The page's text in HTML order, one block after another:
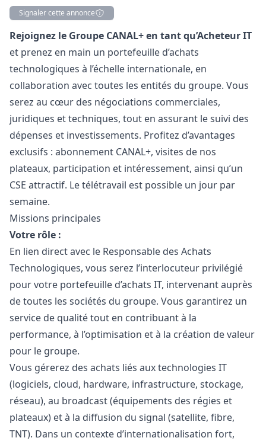
Signaler cette annonce
Description
Rejoignez le Groupe CANAL+ en tant qu’Acheteur IT
et prenez en main un portefeuille d’achats
technologiques à l’échelle internationale, en
collaboration avec toutes les entités du groupe. Vous
serez au cœur des négociations commerciales,
juridiques et techniques, tout en assurant le suivi des
dépenses et investissements. Profitez d’avantages
exclusifs : abonnement CANAL+, visites de nos
plateaux, participation et intéressement, ainsi qu’un
CSE attractif. Le télétravail est possible un jour par
semaine.
Missions principales
Votre rôle :
En lien direct avec le Responsable des Achats
Technologiques, vous serez l’interlocuteur privilégié
pour votre portefeuille d’achats IT, intervenant auprès
de toutes les sociétés du groupe. Vous garantirez un
service de qualité tout en contribuant à la
performance, à l’optimisation et à la création de valeur
pour le groupe.
Vous gérerez des achats liés aux technologies IT
(logiciels, cloud, hardware, infrastructure, stockage,
réseau), au broadcast (équipements des régies et
plateaux) et à la diffusion du signal (satellite, fibre,
TNT). Dans un contexte d’internationalisation fort,